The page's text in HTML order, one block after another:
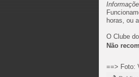
horas,
O Clube
Não
==> Foto: